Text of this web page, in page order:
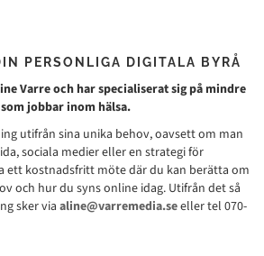
PERSONLIGA DIGITALA BYRÅ
Varre och har specialiserat sig på mindre
jobbar inom hälsa.
utifrån sina unika behov, oavsett om man
sociala medier eller en strategi för
ett kostnadsfritt möte där du kan berätta om
och hur du syns online idag. Utifrån det så
sker via aline@varremedia.seeller tel 070-